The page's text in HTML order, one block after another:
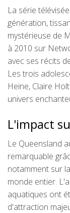
La série
génération,
mystérieuse de
à 2010 sur
avec ses récits
Les trois
Heine, Claire
univers
L'impact
Le Queensland
remarquable
notamment sur
monde entier.
aquatiques ont
d'attraction